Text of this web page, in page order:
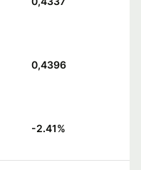
0,4396
-2.41%